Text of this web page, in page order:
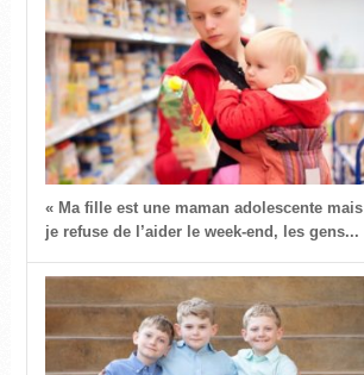
« Ma fille est une maman adolescente mais
je refuse de l’aider le week-end, les gens...